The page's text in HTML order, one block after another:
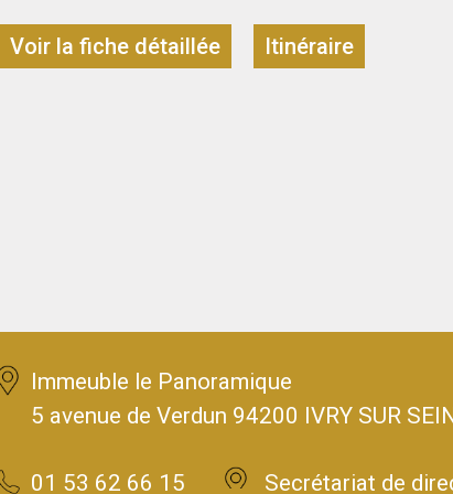
Voir la fiche détaillée Itinéraire
Immeuble le Panoramique
5 avenue de Verdun 94200 IVRY SUR
01 53 62 66 15 Secrétariat de